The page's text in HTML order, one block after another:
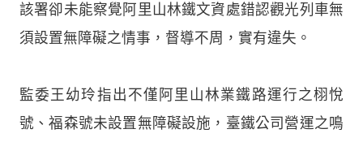
該署卻未能察覺阿里山林鐵文資處錯認觀光列車無
須設置無障礙之情事，督導不周，實有違失。
監委王幼玲指出不僅阿里山林業鐵路運行之栩悅
號、福森號未設置無障礙設施，臺鐵公司營運之鳴